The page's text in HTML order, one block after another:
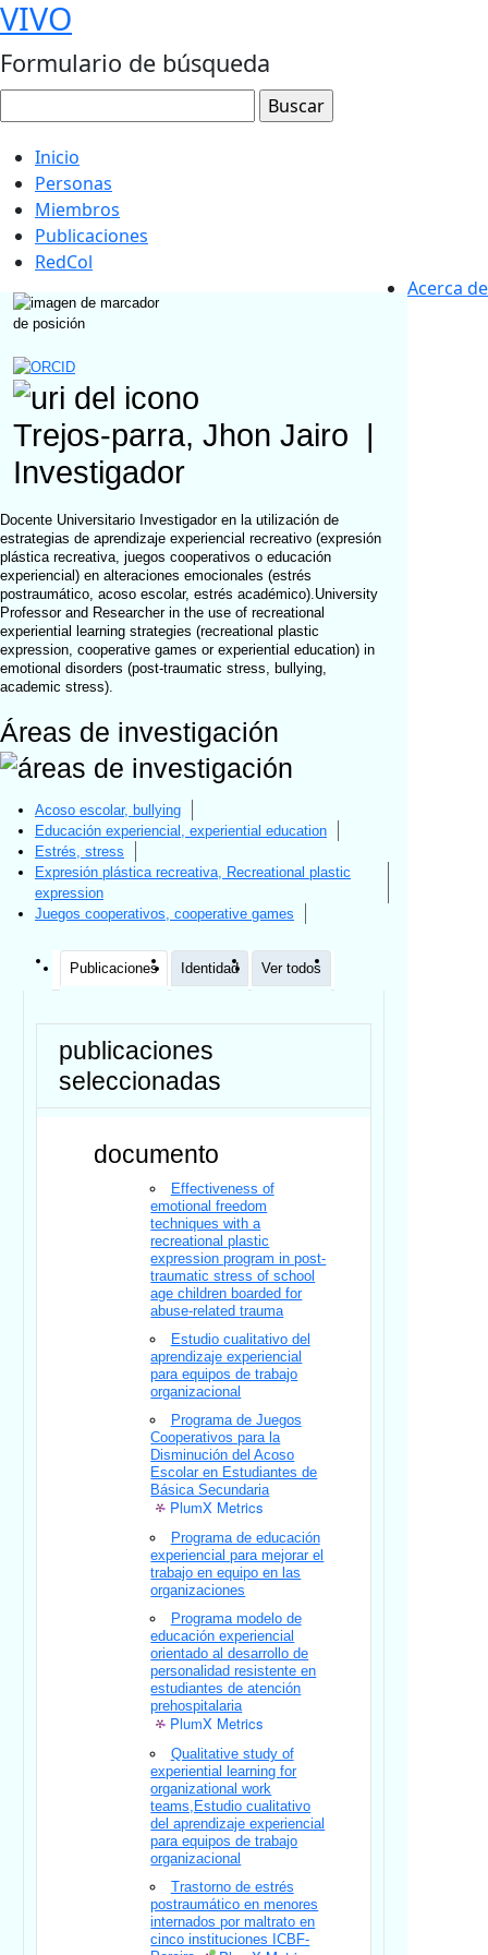
VIVO
Formulario de búsqueda
Inicio
Personas
Miembros
Publicaciones
RedCol
Acerca de
Trejos-parra, Jhon Jairo
Investigador
Docente Universitario Investigador en la utilización de
estrategias de aprendizaje experiencial recreativo (expresión
plástica recreativa, juegos cooperativos o educación
experiencial) en alteraciones emocionales (estrés
postraumático, acoso escolar, estrés académico).University
Professor and Researcher in the use of recreational
experiential learning strategies (recreational plastic
expression, cooperative games or experiential education) in
emotional disorders (post-traumatic stress, bullying,
academic stress).
Áreas de investigación
Acoso escolar, bullying
Educación experiencial, experiential education
Estrés, stress
Expresión plástica recreativa, Recreational plastic
expression
Juegos cooperativos, cooperative games
Publicaciones Identidad Ver todos
publicaciones
seleccionadas
documento
Effectiveness of
emotional freedom
techniques with a
recreational plastic
expression program in post-
traumatic stress of school
age children boarded for
abuse-related trauma
Estudio cualitativo del
aprendizaje experiencial
para equipos de trabajo
organizacional
Programa de Juegos
Cooperativos para la
Disminución del Acoso
Escolar en Estudiantes de
Básica Secundaria
PlumX Metrics
Programa de educación
experiencial para mejorar el
trabajo en equipo en las
organizaciones
Programa modelo de
educación experiencial
orientado al desarrollo de
personalidad resistente en
estudiantes de atención
prehospitalaria
PlumX Metrics
Qualitative study of
experiential learning for
organizational work
teams,Estudio cualitativo
del aprendizaje experiencial
para equipos de trabajo
organizacional
Trastorno de estrés
postraumático en menores
internados por maltrato en
cinco instituciones ICBF-